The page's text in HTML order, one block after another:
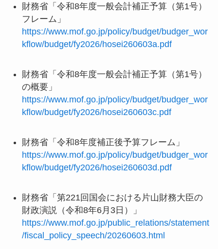
財務省「令和8年度一般会計補正予算（第1号）
フレーム」
https://www.mof.go.jp/policy/budget/budger_wor
kflow/budget/fy2026/hosei260603a.pdf
財務省「令和8年度一般会計補正予算（第1号）
の概要」
https://www.mof.go.jp/policy/budget/budger_wor
kflow/budget/fy2026/hosei260603c.pdf
財務省「令和8年度補正後予算フレーム」
https://www.mof.go.jp/policy/budget/budger_wor
kflow/budget/fy2026/hosei260603d.pdf
財務省「第221回国会における片山財務大臣の
財政演説（令和8年6月3日）」
https://www.mof.go.jp/public_relations/statement
/fiscal_policy_speech/20260603.html